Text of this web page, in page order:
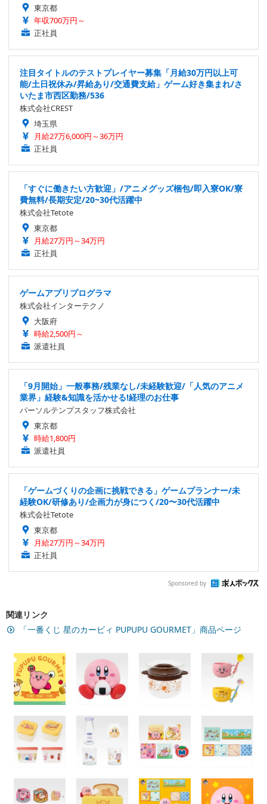
東京都
年収700万円～
正社員
注目タイトルのテストプレイヤー募集「月給30万円以上可
能/土日祝休み/昇給あり/交通費支給」ゲーム好き集まれ/さ
いたま市西区勤務/536
株式会社CREST
埼玉県
月給27万6,000円～36万円
正社員
「すぐに働きたい方歓迎」/アニメグッズ梱包/即入寮OK/寮
費無料/長期安定/20~30代活躍中
株式会社Tetote
東京都
月給27万円～34万円
正社員
ゲームアプリプログラマ
株式会社インターテクノ
大阪府
時給2,500円～
派遣社員
「9月開始」一般事務/残業なし/未経験歓迎/「人気のアニメ
業界」経験&知識を活かせる!経理のお仕事
パーソルテンプスタッフ株式会社
東京都
時給1,800円
派遣社員
「ゲームづくりの企画に挑戦できる」ゲームプランナー/未
経験OK/研修あり/企画力が身につく/20〜30代活躍中
株式会社Tetote
東京都
月給27万円～34万円
正社員
Sponsored by
関連リンク
「一番くじ 星のカービィ PUPUPU GOURMET」商品ページ